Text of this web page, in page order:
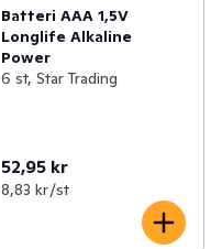
Batteri AAA 1,5V
Longlife Alkaline
Power
6 st, Star Trading
52,95 kr
8,83 kr /st